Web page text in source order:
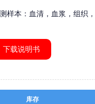
样本：血清，血浆，组织
下载说明书
库存